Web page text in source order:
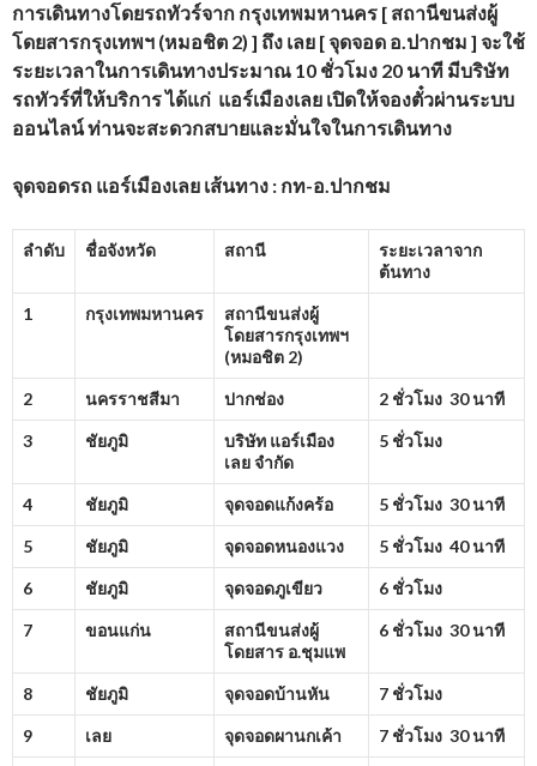
การเดินทางโดยรถทัวร์จาก กรุงเทพมหานคร [ สถานีขนส่งผู้
โดยสารกรุงเทพฯ (หมอชิต 2) ] ถึง เลย [ จุดจอด อ.ปากชม ] จะใช้
ระยะเวลาในการเดินทางประมาณ 10 ชั่วโมง 20 นาที มีบริษัท
รถทัวร์ที่ให้บริการได้แก่ แอร์เมืองเลย เปิดให้จองตั๋วผ่านระบบ
ออนไลน์ ท่านจะสะดวกสบายและมั่นใจในการเดินทาง
จุดจอดรถ แอร์เมืองเลย เส้นทาง : กท-อ.ปากชม
ลำดับ ชื่อจังหวัด สถานี
ระยะเวลาจาก
ต้นทาง
1 กรุงเทพมหานคร
สถานีขนส่งผู้
โดยสารกรุงเทพฯ
(หมอชิต 2)
2 นครราชสีมา ปากช่อง 2 ชั่วโมง 30 นาที
3 ชัยภูมิ
บริษัท แอร์เมือง
เลย จำกัด
5 ชั่วโมง
4 ชัยภูมิ จุดจอดแก้งคร้อ 5 ชั่วโมง 30 นาที
5 ชัยภูมิ จุดจอดหนองแวง 5 ชั่วโมง 40 นาที
6 ชัยภูมิ จุดจอดภูเขียว 6 ชั่วโมง
7 ขอนแก่น
สถานีขนส่งผู้
โดยสาร อ.ชุมแพ
6 ชั่วโมง 30 นาที
8 ชัยภูมิ จุดจอดบ้านหัน 7 ชั่วโมง
9 เลย จุดจอดผานกเค้า 7 ชั่วโมง 30 นาที